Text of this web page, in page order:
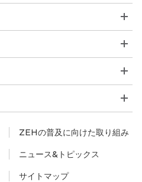
ZEHの普及に向けた取り組み
ニュース&トピックス
サイトマップ